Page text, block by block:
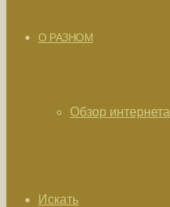
О РАЗНОМ
Обзор интернета
Искать